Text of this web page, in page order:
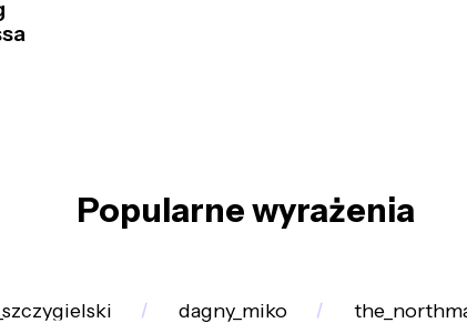
Popularne wyrażenia
dagny_miko